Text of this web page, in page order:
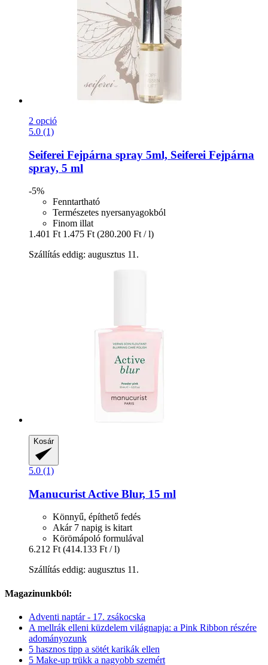
2 opció
5.0 (1)
Seiferei Fejpárna spray 5ml, Seiferei Fejpárna
spray, 5 ml
-5%
Fenntartható
Természetes nyersanyagokból
Finom illat
1.401 Ft 1.475 Ft (280.200 Ft / l)
Szállítás eddig: augusztus 11.
Kosár
5.0 (1)
Manucurist Active Blur, 15 ml
Könnyű, építhető fedés
Akár 7 napig is kitart
Körömápoló formulával
6.212 Ft (414.133 Ft / l)
Szállítás eddig: augusztus 11.
Magazinunkból:
Adventi naptár - 17. zsákocska
A mellrák elleni küzdelem világnapja: a Pink Ribbon részére
adományozunk
5 hasznos tipp a sötét karikák ellen
5 Make-up trükk a nagyobb szemért